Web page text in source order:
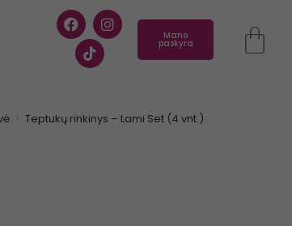
Mano
paskyra
Teptukų rinkinys – Lami Set (4 vnt.)